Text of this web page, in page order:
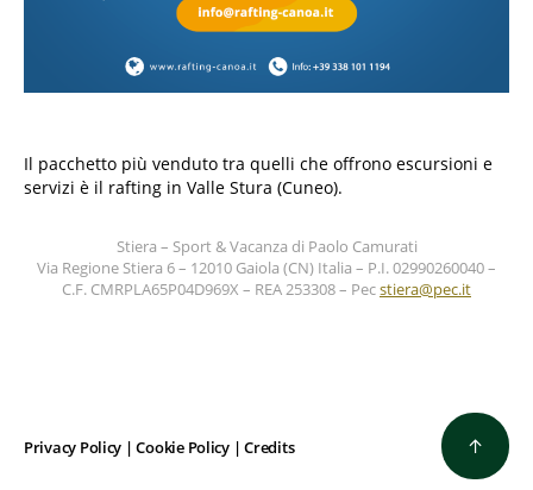
Il pacchetto più venduto tra quelli che offrono escursioni e
servizi è il rafting in Valle Stura (Cuneo).
Stiera – Sport & Vacanza di Paolo Camurati
Via Regione Stiera 6 – 12010 Gaiola (CN) Italia – P.I. 02990260040 –
C.F. CMRPLA65P04D969X – REA 253308 – Pecstiera@pec.it
Privacy Policy |Cookie Policy|Credits ↑